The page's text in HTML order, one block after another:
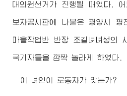
대의원선거가 진행될 때였다.
보자공시판에 나붙은 평양시 평
마을작업반 반장 조길녀녀성의
국기자들을 깜짝 놀라게 하였다.
이 녀인이 로동자가 맞는가?